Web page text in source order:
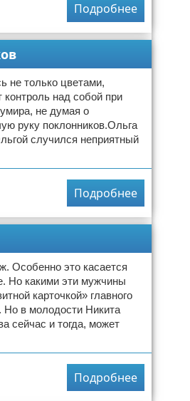
Подробнее
не только цветами,
над собой при
не думая о
руку поклонников.Ольга
случился неприятный
Подробнее
Особенно это касается
Но какими эти мужчины
карточкой» главного
Но в молодости Никита
сейчас и тогда, может
Подробнее